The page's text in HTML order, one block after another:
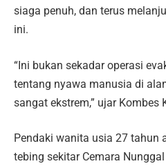
siaga penuh, dan terus
ini.
“Ini bukan sekadar operasi
tentang nyawa manusia di
sangat ekstrem,” ujar Kombes
Pendaki wanita usia 27 tahun
tebing sekitar Cemara